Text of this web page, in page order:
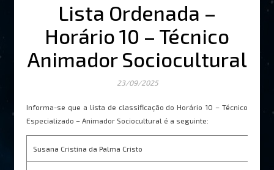
Lista Ordenada –
Horário 10 – Técnico
Animador Sociocultural
23/09/2025
Informa-se que a lista de classificação do Horário 10 – Técnico
Especializado – Animador Sociocultural é a seguinte:
Susana Cristina da Palma Cristo